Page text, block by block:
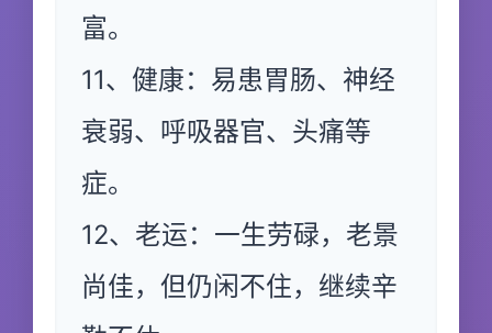
富。
11、健康：易患胃肠、神经
衰弱、呼吸器官、头痛等
症。
12、老运：一生劳碌，老景
尚佳，但仍闲不住，继续辛